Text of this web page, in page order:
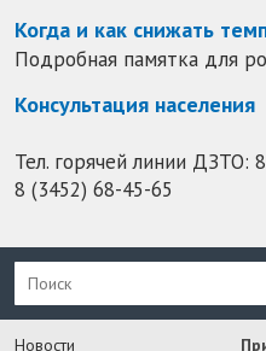
Когда и как снижать
Подробная памятка для
Консультация населения
Тел. горячей линии ДЗТО:
8 (3452) 68-45-65
Новости